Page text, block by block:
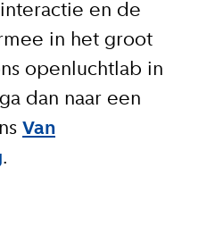
en de
in het groot
openluchtlab in
dan naar een
Van
.